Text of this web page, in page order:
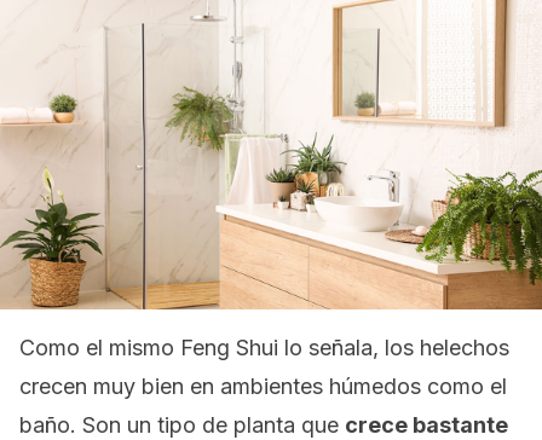
Como el mismo Feng Shui lo señala, los helechos
crecen muy bien en ambientes húmedos como el
baño. Son un tipo de planta que crece bastante